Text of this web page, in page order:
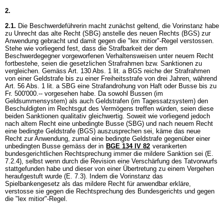
2.
2.1. Die Beschwerdeführerin macht zunächst geltend, die Vorinstanz habe
zu Unrecht das alte Recht (SBG) anstelle des neuen Rechts (BGS) zur
Anwendung gebracht und damit gegen die "lex mitior"-Regel verstossen.
Stehe wie vorliegend fest, dass die Strafbarkeit der dem
Beschwerdegegner vorgeworfenen Verhaltensweisen unter neuem Recht
fortbestehe, seien die gesetzlichen Strafrahmen bzw. Sanktionen zu
vergleichen. Gemäss Art. 130 Abs. 1 lit. a BGS reiche der Strafrahmen
von einer Geldstrafe bis zu einer Freiheitsstrafe von drei Jahren, während
Art. 56 Abs. 1 lit. a SBG eine Strafandrohung von Haft oder Busse bis zu
Fr. 500'000.-- vorgesehen habe. Da sowohl Bussen (im
Geldsummensystem) als auch Geldstrafen (im Tagessatzsystem) den
Beschuldigten im Rechtsgut des Vermögens treffen würden, seien diese
beiden Sanktionen qualitativ gleichwertig. Soweit wie vorliegend jedoch
nach altem Recht eine unbedingte Busse (SBG) und nach neuem Recht
eine bedingte Geldstrafe (BGS) auszusprechen sei, käme das neue
Recht zur Anwendung, zumal eine bedingte Geldstrafe gegenüber einer
unbedingten Busse gemäss der in BGE 134 IV 82 verankerten
bundesgerichtlichen Rechtsprechung immer die mildere Sanktion sei (E.
7.2.4), selbst wenn durch die Revision eine Verschärfung des Tatvorwurfs
stattgefunden habe und dieser von einer Übertretung zu einem Vergehen
heraufgestuft wurde (E. 7.3). Indem die Vorinstanz das
Spielbankengesetz als das mildere Recht für anwendbar erkläre,
verstosse sie gegen die Rechtsprechung des Bundesgerichts und gegen
die "lex mitior"-Regel.